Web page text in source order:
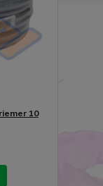
10